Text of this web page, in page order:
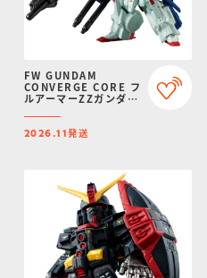
FW GUNDAM
CONVERGE CORE フ
ルアーマーZZガンダム
限定】
2026.11発送